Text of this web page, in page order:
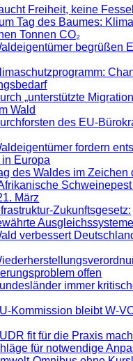
Freiheit, keine
Tag des Baumes:
Tonnen CO₂
begrüßen
„unterstützte
Wald
des EU-
fordern
Europa
des Waldes im Zeichen
März
Zukunftsgesetz:
Ausgleichssysteme
verbessert
offen
immer
Kommission bleibt W-
fit für die Praxis
für notwendige